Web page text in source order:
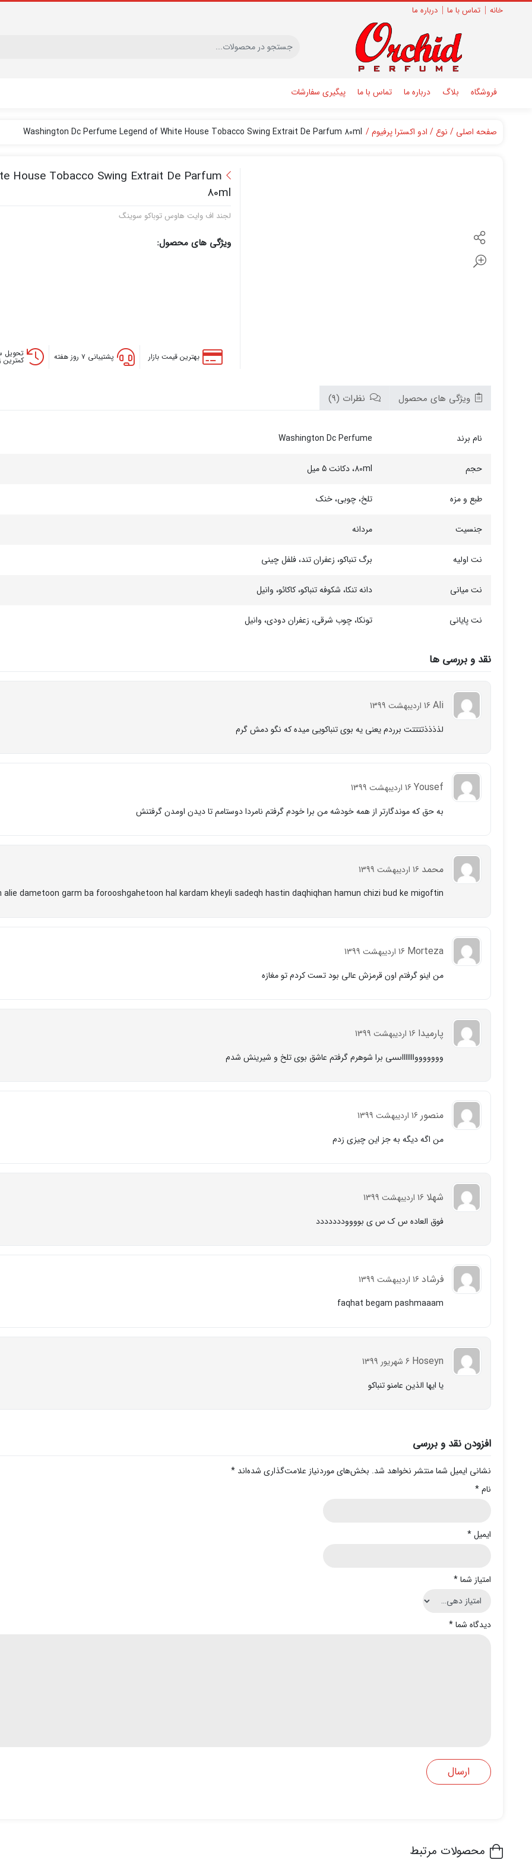
خانه تماس با ما درباره ما
فروشگاه بلاگ درباره ما تماس با ما پیگیری سفارشات
صفحه اصلی نوع ادو اکسترا پرفیوم Washington Dc Perfume Legend of White House Tobacco Swing Extrait De Parfum 80ml
House Tobacco Swing Extrait De Parfum
80ml
لجند اف وایت هاوس توباکو سوینگ
ویژگی های محصول:
بهترین قیمت بازار پشتیبانی ۷ روز هفته تحویل
ویژگی های محصول نظرات (9)
نام برند Washington Dc Perfume
حجم 80ml، دکانت 5 میل
طبع و مزه تلخ، چوبی، خنک
جنسیت مردانه
نت اولیه برگ تنباکو، زعفران تند، فلفل چینی
نت میانی دانه تنکا، شکوفه تنباکو، کاکائو، وانیل
نت پایانی تونکا، چوب شرقی، زعفران دودی، وانیل
نقد و بررسی ها
Ali 16 اردیبهشت 1399
لذذذذتتتتت برردم يعنى يه بوى تنباكويى ميده كه نگو دمش گرم
Yousef 16 اردیبهشت 1399
به حق كه موندگارتر از همه خودشه من برا خودم گرفتم نامردا دوستامم تا ديدن اومدن گرفتنش
محمد 16 اردیبهشت 1399
alie dametoon garm ba forooshgahetoon hal kardam kheyli sadeqh hastin daqhiqhan hamun chizi bud ke migoftin
Morteza 16 اردیبهشت 1399
من اينو گرفتم اون قرمزش عالى بود تست كردم تو مغازه
پارميدا 16 اردیبهشت 1399
ووووووواااااااىىىىى برا شوهرم گرفتم عاشق بوى تلخ و شيرينش شدم
منصور 16 اردیبهشت 1399
من اگه ديگه به جز اين چيزى زدم
شهلا 16 اردیبهشت 1399
فوق العاده س ك س ى بووووددددددد
فرشاد 16 اردیبهشت 1399
faqhat begam pashmaaam
Hoseyn 6 شهریور 1399
يا ايها الذين عامنو تنباكو
افزودن نقد و بررسی
نشانی ایمیل شما منتشر نخواهد شد. بخش‌های موردنیاز علامت‌گذاری شده‌اند *
نام*
ایمیل*
امتیاز شما*
دیدگاه شما*
محصولات مرتبط